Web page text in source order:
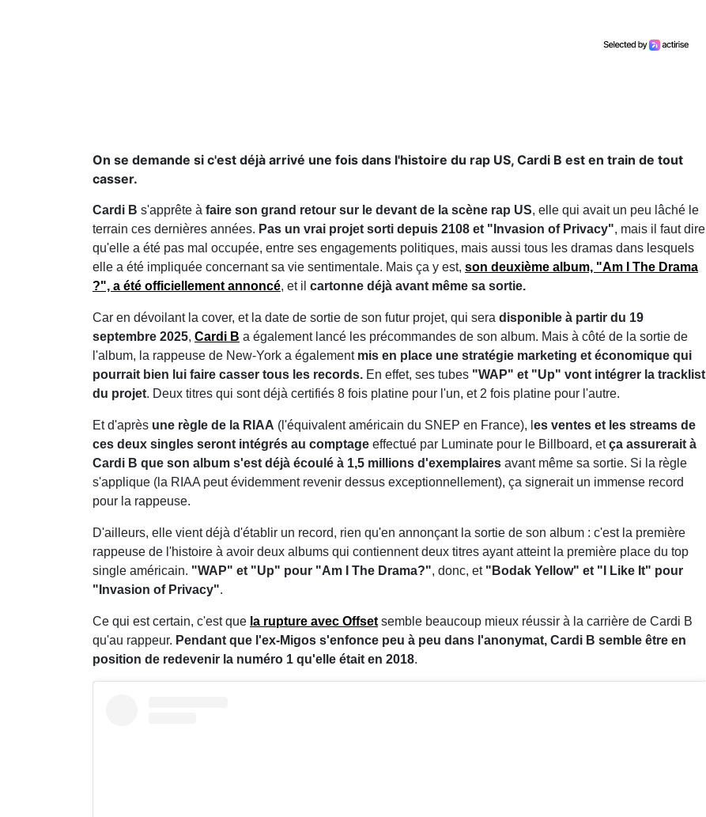
On se demande si c'est déjà arrivé une fois dans l'histoire du rap US, Cardi B est en train de tout
casser.
Cardi B s'apprête à faire son grand retour sur le devant de la scène rap US, elle qui avait un peu lâché le
terrain ces dernières années. Pas un vrai projet sorti depuis 2108 et "Invasion of Privacy", mais il faut dire
qu'elle a été pas mal occupée, entre ses engagements politiques, mais aussi tous les dramas dans lesquels
elle a été impliquée concernant sa vie sentimentale. Mais ça y est, son deuxième album, "Am I The Drama
?", a été officiellement annoncé, et il cartonne déjà avant même sa sortie.
Car en dévoilant la cover, et la date de sortie de son futur projet, qui sera disponible à partir du 19
septembre 2025, Cardi B a également lancé les précommandes de son album. Mais à côté de la sortie de
l'album, la rappeuse de New-York a également mis en place une stratégie marketing et économique qui
pourrait bien lui faire casser tous les records. En effet, ses tubes "WAP" et "Up" vont intégrer la tracklist
du projet. Deux titres qui sont déjà certifiés 8 fois platine pour l'un, et 2 fois platine pour l'autre.
Et d'après une règle de la RIAA (l'équivalent américain du SNEP en France), l es ventes et les streams de
ces deux singles seront intégrés au comptage effectué par Luminate pour le Billboard, etça assurerait à
Cardi B que son album s'est déjà écoulé à 1,5 millions d'exemplaires avant même sa sortie. Si la règle
s'applique (la RIAA peut évidemment revenir dessus exceptionnellement), ça signerait un immense record
pour la rappeuse.
D'ailleurs, elle vient déjà d'établir un record, rien qu'en annonçant la sortie de son album : c'est la première
rappeuse de l'histoire à avoir deux albums qui contiennent deux titres ayant atteint la première place du top
single américain. "WAP" et "Up" pour "Am I The Drama?", donc, et "Bodak Yellow" et "I Like It" pour
"Invasion of Privacy".
Ce qui est certain, c'est que la rupture avec Offset semble beaucoup mieux réussir à la carrière de Cardi B
qu'au rappeur. Pendant que l'ex-Migos s'enfonce peu à peu dans l'anonymat, Cardi B semble être en
position de redevenir la numéro 1 qu'elle était en 2018.